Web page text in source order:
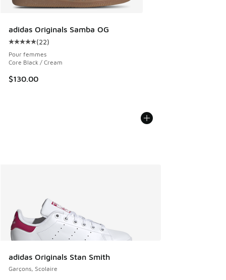
adidas Originals Samba OG
Cote moyenne du client - [5 sur 5 étoiles], 22
(22)
Pour femmes
Core Black / Cream
$130.00
adidas Originals Stan Smith
Garçons, Scolaire